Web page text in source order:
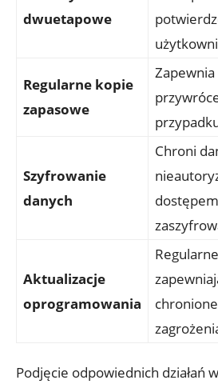
⁣dwuetapowe
Regularne kopie
zapasowe
Szyfrowanie‌
danych
Chroni
Aktualizacje
oprogramowania
Podjęcie odpowiednich działań